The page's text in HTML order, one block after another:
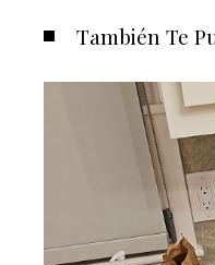
También Te